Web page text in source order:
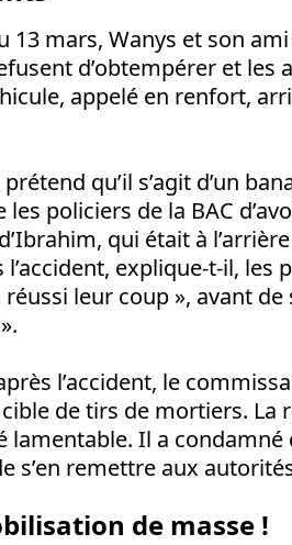
13 mars, Wanys et son
d’obtempérer et les
appelé en renfort,
qu’il s’agit d’un
les policiers de la BAC
qui était à
l’accident, explique-t-il, les
leur coup », avant de
l’accident, le
de tirs de mortiers. La
lamentable. Il a condamné
s’en remettre aux
de masse !